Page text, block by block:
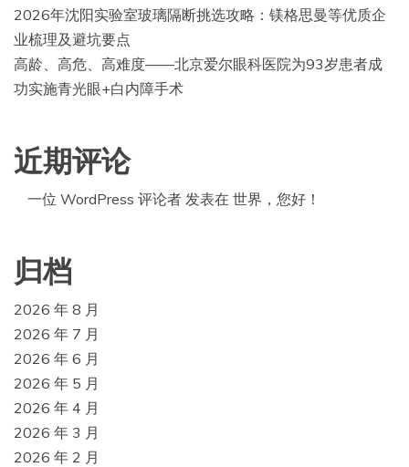
2026年沈阳实验室玻璃隔断挑选攻略：镁格思曼等优质企
业梳理及避坑要点
高龄、高危、高难度——北京爱尔眼科医院为93岁患者成
功实施青光眼+白内障手术
近期评论
一位 WordPress 评论者 发表在 世界，您好！
归档
2026 年 8 月
2026 年 7 月
2026 年 6 月
2026 年 5 月
2026 年 4 月
2026 年 3 月
2026 年 2 月